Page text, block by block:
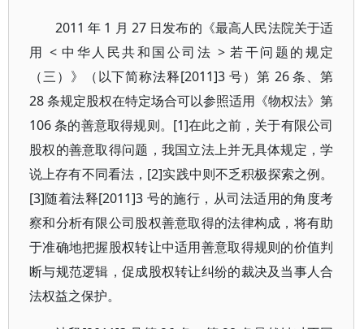
2011 年 1 月 27 日发布的《最高人民法院关于适
用 < 中华人民共和国公司法 > 若干问题的规定
（三）》（以下简称法释[2011]3 号）第 26 条、第
28 条规定股权在特定场合可以参照适用《物权法》第
106 条的善意取得规则。[1]在此之前，关于有限公司
股权的善意取得问题，我国立法上并无具体规定，学
说上存有不同看法，[2]实践中则不乏积极探索之例。
[3]随着法释[2011]3 号的施行，从司法适用的角度考
察和分析有限公司股权善意取得的法律构成，将有助
于准确地把握股权转让中适用善意取得规则的价值判
断与规范逻辑，促成股权转让纠纷的裁决及当事人合
法权益之保护。